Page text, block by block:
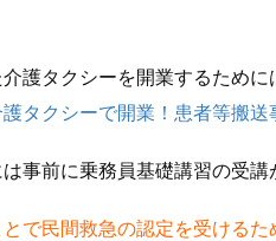
護タクシーを開業するため
護タクシーで開業！患者等搬送
事前に乗務員基礎講習の受講
で民間救急の認定を受ける